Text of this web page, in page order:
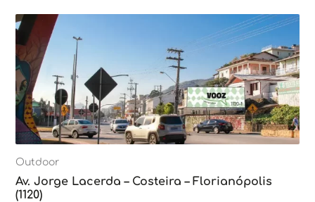
Outdoor
Av. Jorge Lacerda – Costeira – Florianópolis
(1120)